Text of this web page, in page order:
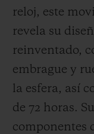
reloj, este
revela su
reinventado,
embrague y
la esfera, así
de 72 horas.
componentes